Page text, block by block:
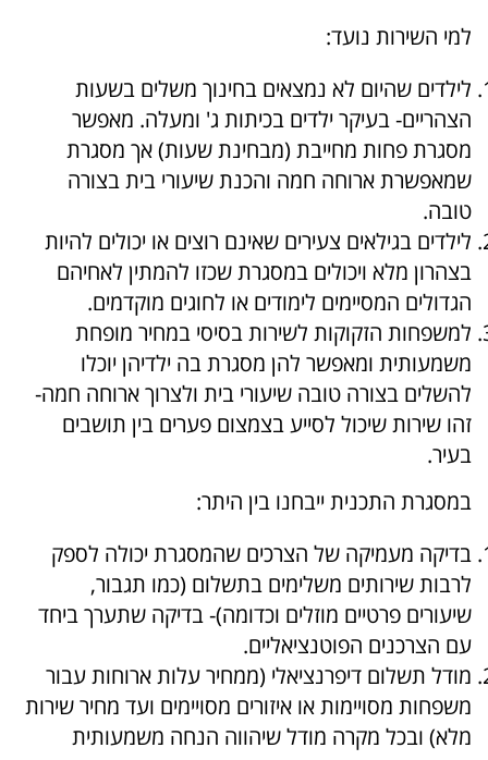
למי השירות נועד:
לילדים שהיום לא נמצאים בחינוך משלים בשעות
הצהריים- בעיקר ילדים בכיתות ג' ומעלה. מאפשר
מסגרת פחות מחייבת (מבחינת שעות) אך מסגרת
שמאפשרת ארוחה חמה והכנת שיעורי בית בצורה
טובה.
לילדים בגילאים צעירים שאינם רוצים או יכולים להיות
בצהרון מלא ויכולים במסגרת שכזו להמתין לאחיהם
הגדולים המסיימים לימודים או לחוגים מוקדמים.
למשפחות הזקוקות לשירות בסיסי במחיר מופחת
משמעותית ומאפשר להן מסגרת בה ילדיהן יוכלו
להשלים בצורה טובה שיעורי בית ולצרוך ארוחה חמה-
זהו שירות שיכול לסייע בצמצום פערים בין תושבים
בעיר.
במסגרת התכנית ייבחנו בין היתר:
בדיקה מעמיקה של הצרכים שהמסגרת יכולה לספק
לרבות שירותים משלימים בתשלום (כמו תגבור,
שיעורים פרטיים מוזלים וכדומה)- בדיקה שתערך ביחד
עם הצרכנים הפוטנציאליים.
מודל תשלום דיפרנציאלי (ממחיר עלות ארוחות עבור
משפחות מסויימות או איזורים מסויימים ועד מחיר שירות
מלא) ובכל מקרה מודל שיהווה הנחה משמעותית